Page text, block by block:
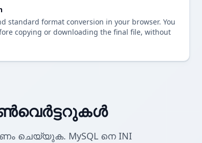
standard format conversion in your browser. You
copying or downloading the final file, without
ചെയ്യുക. MySQL നെ INI